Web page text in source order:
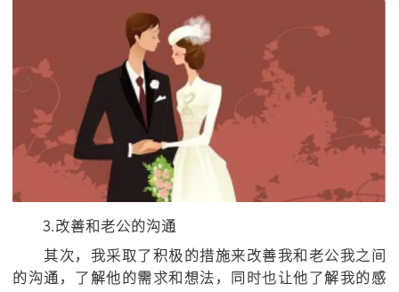
3.改善和老公的沟通
其次，我采取了积极的措施来改善我和老公我之间
的沟通，了解他的需求和想法，同时也让他了解我的感